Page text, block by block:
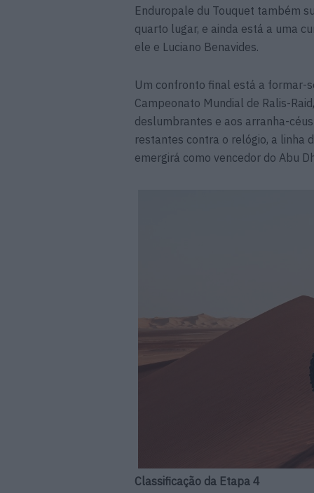
Enduropale du Touquet também
quarto lugar, e ainda está a uma
ele e Luciano Benavides.
Um confronto final está a formar-
Campeonato Mundial de Ralis-
deslumbrantes e aos arranha-
restantes contra o relógio, a linha
emergirá como vencedor do Abu
Classificação da Etapa 4